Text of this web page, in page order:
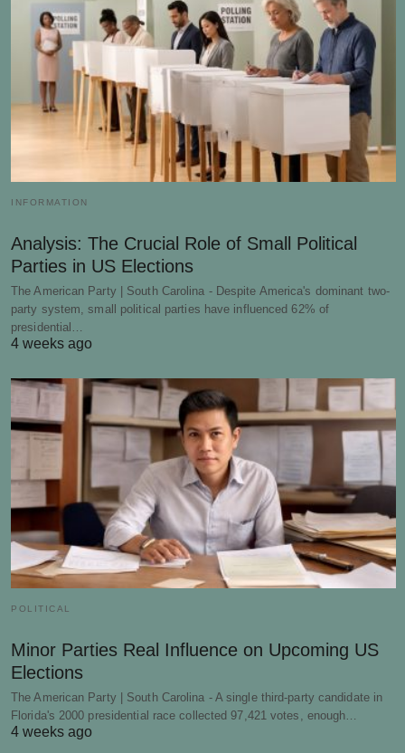
INFORMATION
Analysis: The Crucial Role of Small Political
Parties in US Elections
The American Party | South Carolina - Despite America's dominant two-
party system, small political parties have influenced 62% of
presidential…
4 weeks ago
POLITICAL
Minor Parties Real Influence on Upcoming US
Elections
The American Party | South Carolina - A single third-party candidate in
Florida's 2000 presidential race collected 97,421 votes, enough…
4 weeks ago